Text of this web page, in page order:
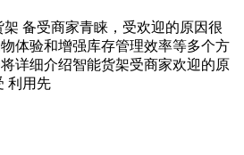
备受商家青睐，受欢迎的原因很
体验和增强库存管理效率等多个方
详细介绍智能货架受商家欢迎的原
利用先